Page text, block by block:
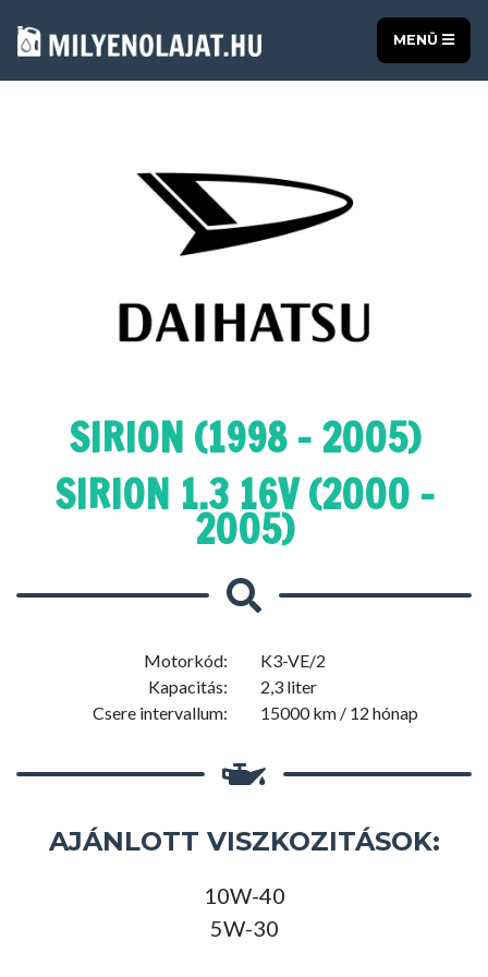
MENÜ
SIRION (1998 - 2005)
SIRION 1.3 16V (2000 -
2005)
Motorkód:
K3-VE/2
Kapacitás:
2,3 liter
Csere intervallum:
15000 km / 12 hónap
AJÁNLOTT VISZKOZITÁSOK:
10W-40
5W-30